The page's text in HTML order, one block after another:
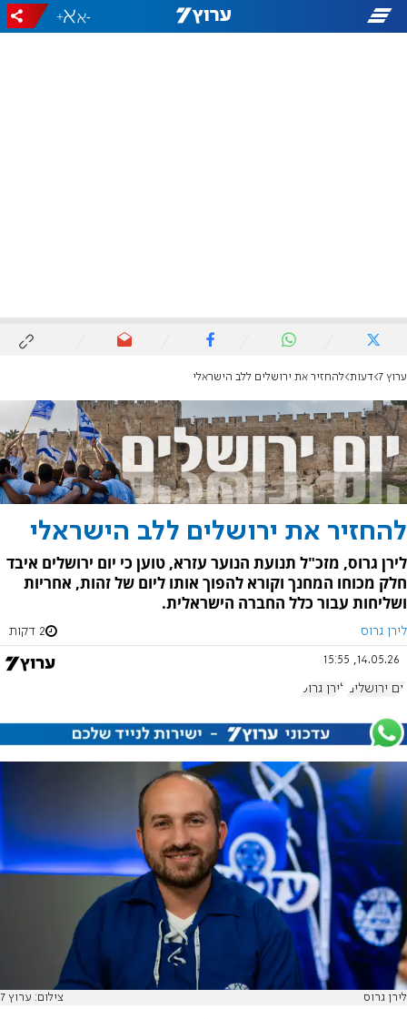
-
+
ערוץ 7 דעות להחזיר את ירושלים ללב הישראלי
להחזיר את ירושלים ללב הישראלי
לירן גרוס, מזכ"ל תנועת הנוער עזרא, טוען כי יום ירושלים איבד
חלק מכוחו המחנך וקורא להפוך אותו ליום של זהות, אחריות
ושליחות עבור כלל החברה הישראלית.
לירן גרוס 2 דקות
14.05.26, 15:55
יום ירושלים לירן גרוס
לירן גרוס צילום: ערוץ 7